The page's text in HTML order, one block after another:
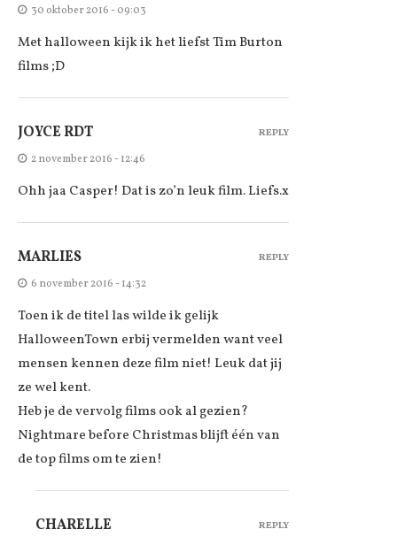
30 oktober 2016 - 09:03
Met halloween kijk ik het liefst Tim Burton
films ;D
JOYCE RDT
2 november 2016 - 12:46
Ohh jaa Casper! Dat is zo’n leuk film. Liefs.x
REPLY
MARLIES
6 november 2016 - 14:32
Toen ik de titel las wilde ik gelijk
HalloweenTown erbij vermelden want veel
mensen kennen deze film niet! Leuk dat jij
ze wel kent.
Heb je de vervolg films ook al gezien?
Nightmare before Christmas blijft één van
de top films om te zien!
REPLY
CHARELLE REPLY